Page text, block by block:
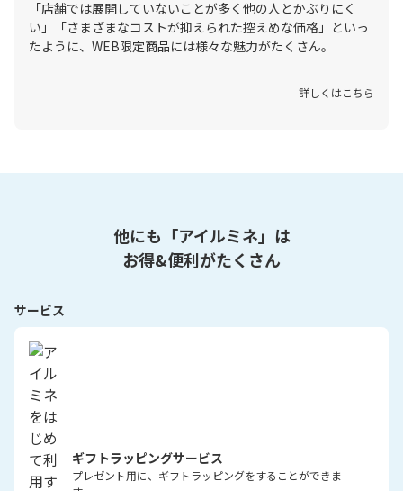
「店舗では展開していないことが多く他の人とかぶりにく
い」「さまざまなコストが抑えられた控えめな価格」といっ
たように、WEB限定商品には様々な魅力がたくさん。
詳しくはこちら
他にも「アイルミネ」は
お得&便利がたくさん
サービス
ギフトラッピングサービス
プレゼント用に、ギフトラッピングをすることができま